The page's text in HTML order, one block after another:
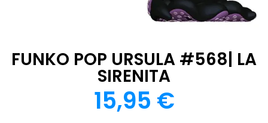
FUNKO POP URSULA #568| LA
SIRENITA
15,95 €